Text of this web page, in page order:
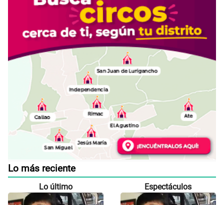
Lo más reciente
Lo último Espectáculos